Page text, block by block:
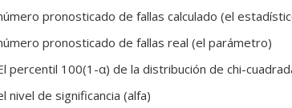
pronosticado de fallas calculado (el
pronosticado de fallas real (el parámetro)
percentil 100(1-α) de la distribución de chi-
nivel de significancia (alfa)